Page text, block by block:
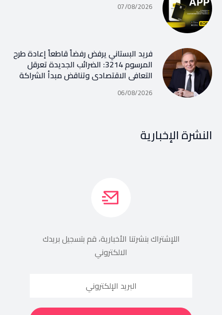
07/08/2026
فريد البستاني يرفض رفضاً قاطعاً إعادة طرح
المرسوم 3214: الضرائب الجديدة تعرقل
التعافي الاقتصادي وتناقض مبدأ الشراكة
06/08/2026
النشرة الإخبارية
اللإشتراك بنشرتنا الأخبارية، قم بتسجيل بريدك
الالكتروني